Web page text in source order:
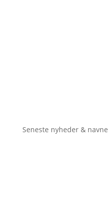
Seneste nyheder & navne